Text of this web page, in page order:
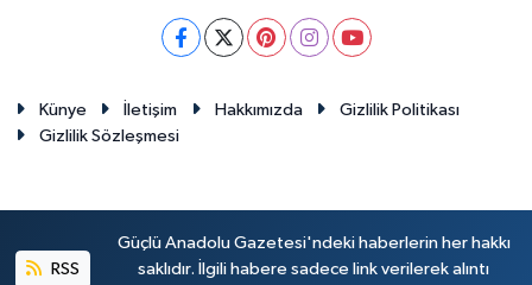
Künye İletişim Hakkımızda
Gizlilik Politikası
Gizlilik Sözleşmesi
RSS
Güçlü Anadolu Gazetesi'ndeki haberlerin her hakkı
saklıdır. İlgili habere sadece link verilerek alıntı